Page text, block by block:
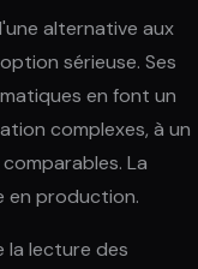
alternative aux
sérieuse. Ses
en font un
complexes, à un
La
en production.
la lecture des